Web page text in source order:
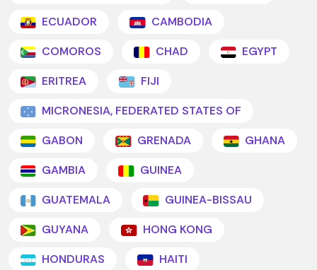
ECUADOR
CAMBODIA
COMOROS
CHAD
EGYPT
ERITREA
FIJI
MICRONESIA, FEDERATED STATES OF
GABON
GRENADA
GHANA
GAMBIA
GUINEA
GUATEMALA
GUINEA-BISSAU
GUYANA
HONG KONG
HONDURAS
HAITI